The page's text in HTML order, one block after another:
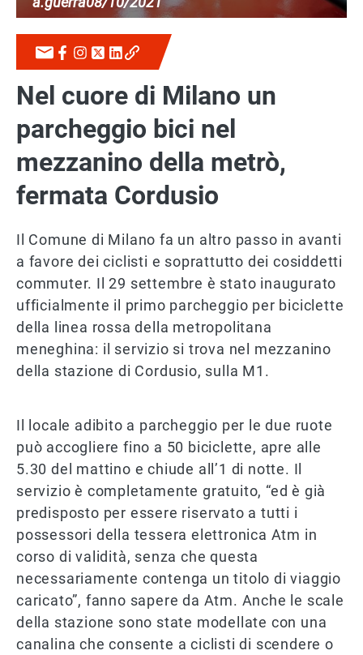
Nel cuore di Milano un
parcheggio bici nel
mezzanino della metrò,
fermata Cordusio
Il Comune di Milano fa un altro passo in avanti
a favore dei ciclisti e soprattutto dei cosiddetti
commuter. Il 29 settembre è stato inaugurato
ufficialmente il primo parcheggio per biciclette
della linea rossa della metropolitana
meneghina: il servizio si trova nel mezzanino
della stazione di Cordusio, sulla M1.
Il locale adibito a parcheggio per le due ruote
può accogliere fino a 50 biciclette, apre alle
5.30 del mattino e chiude all’1 di notte. Il
servizio è completamente gratuito, “ed è già
predisposto per essere riservato a tutti i
possessori della tessera elettronica Atm in
corso di validità, senza che questa
necessariamente contenga un titolo di viaggio
caricato”, fanno sapere da Atm. Anche le scale
della stazione sono state modellate con una
canalina che consente a ciclisti di scendere o